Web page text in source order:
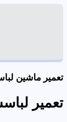
تعمیر ماشین
تعمیر